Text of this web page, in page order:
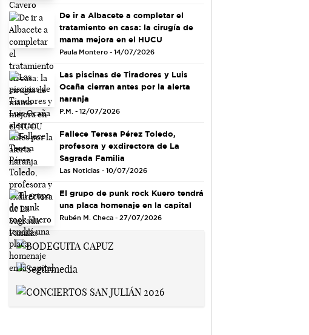
De ir a Albacete a completar el
tratamiento en casa: la cirugía de
mama mejora en el HUCU
Paula Montero - 14/07/2026
Las piscinas de Tiradores y Luis
Ocaña cierran antes por la alerta
naranja
P.M. - 12/07/2026
Fallece Teresa Pérez Toledo,
profesora y exdirectora de La
Sagrada Familia
Las Noticias - 10/07/2026
El grupo de punk rock Kuero tendrá
una placa homenaje en la capital
Rubén M. Checa - 27/07/2026